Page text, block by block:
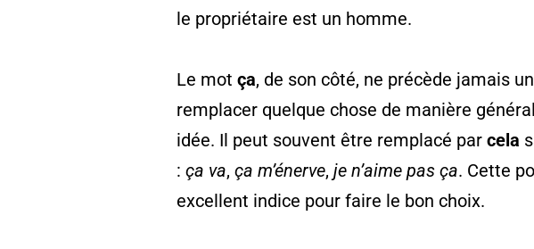
le propriétaire est un homme.
Le motça, de son côté, ne précède jamais
remplacer quelque chose de manière
idée. Il peut souvent être remplacé parcela
:ça va,ça m’énerve,je n’aime pas ça. Cette
excellent indice pour faire le bon choix.